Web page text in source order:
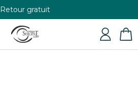
Retour gratuit
+33 4 79 24 76 84